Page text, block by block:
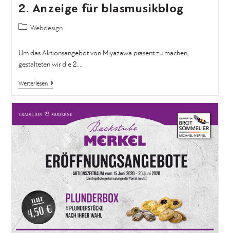
2. Anzeige für blasmusikblog
Webdesign
Um das Aktionsangebot von Miyazawa präsent zu machen,
gestalteten wir die 2.…
Weiterlesen